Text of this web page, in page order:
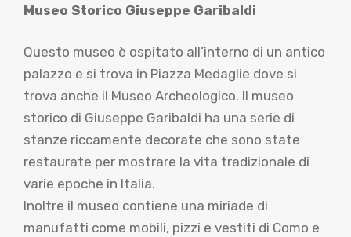
Museo Storico Giuseppe Garibaldi
Questo museo è ospitato all’interno di un antico
palazzo e si trova in Piazza Medaglie dove si
trova anche il Museo Archeologico. Il museo
storico di Giuseppe Garibaldi ha una serie di
stanze riccamente decorate che sono state
restaurate per mostrare la vita tradizionale di
varie epoche in Italia.
Inoltre il museo contiene una miriade di
manufatti come mobili, pizzi e vestiti di Como e